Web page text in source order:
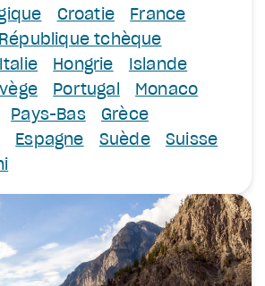
Croatie
France
République tchèque
Italie Hongrie
Islande
Portugal
Monaco
Pays-Bas
Grèce
Espagne Suède
Suisse